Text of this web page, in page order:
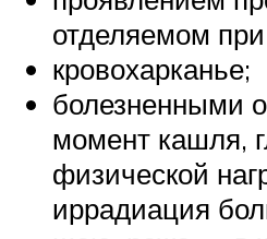
отделяемом
кровохарканье;
болезненными
момент кашля,
физической
иррадиация